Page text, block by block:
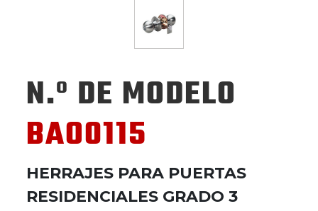
N.º DE MODELO
BAO0115
HERRAJES PARA PUERTAS
RESIDENCIALES GRADO 3